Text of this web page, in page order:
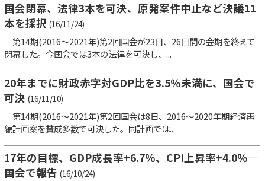
国会閉幕、法律3本を可決、原発案件中止など決議11
本を採択 (16/11/24)
第14期(2016～2021年)第2回国会が23日、26日間の会期を終えて
閉幕した。今国会では3本の法律を可決し、...
20年までに財政赤字対GDP比を3.5％未満に、国会で
可決 (16/11/10)
第14期(2016～2021年)第2回国会は8日、2016～2020年期経済再
編計画案を賛成多数で可決した。同計画では...
17年の目標、GDP成長率+6.7％、CPI上昇率+4.0％―
国会で報告 (16/10/24)